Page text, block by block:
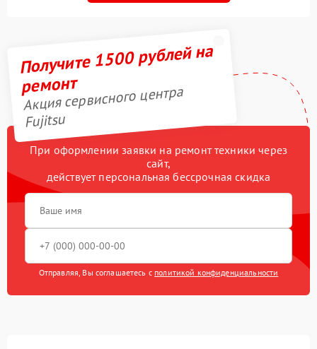
Получите 1500 рублей на
ремонт
Акция сервисного центра
Fujitsu
При оформлении заявки на ремонт техники через
сайт,
действует персональная бессрочная скидка
Отправляя, Вы соглашаетесь с политикой конфиденциальности